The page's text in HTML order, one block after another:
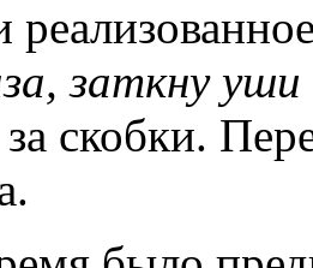
заткну
скобки.